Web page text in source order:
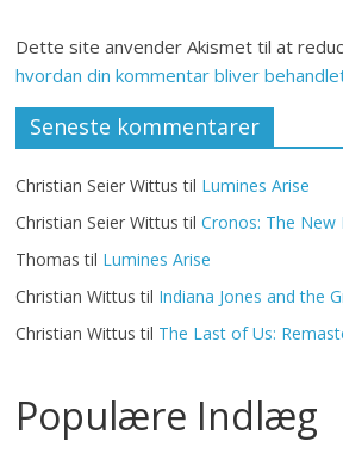
Dette site anvender Akismet til at
hvordan din kommentar bliver
Seneste kommentarer
Christian Seier Wittus til Lumines Arise
Christian Seier Wittus tilCronos: The New
Thomas til Lumines Arise
Christian Wittus til Indiana Jones and the
Christian Wittus til The Last of Us:
Populære Indlæg